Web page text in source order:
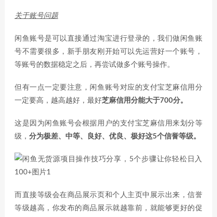
关于账号问题
闲鱼账号是可以直接通过淘宝进行登录的，我们做闲鱼账
号不需要很多，新手朋友刚开始可以先运营好一个账号，
等账号的数据稳定之后，再尝试做多个账号操作。
但有一点一定要注意，闲鱼账号对应的支付宝芝麻信用分
一定要高，越高越好，最好芝麻信用分能大于700分。
这是因为闲鱼账号会根据用户的支付宝芝麻信用来划分等
级， 分为极差、中等、良好、优良、极好这5个信誉等级。
而直接等级会在商品展示页和个人主页中展示出来，信誉
等级越高，你发布的商品展示就越靠前，就能够更好的促